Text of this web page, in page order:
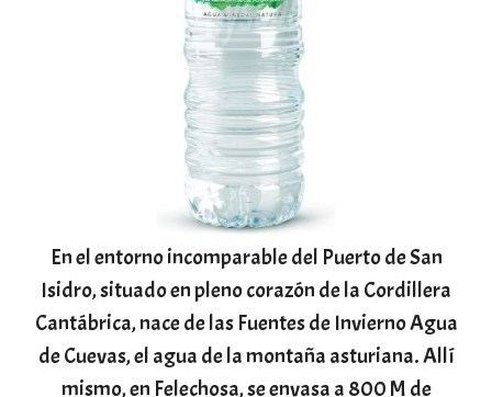
En el entorno incomparable del Puerto de San
Isidro, situado en pleno corazón de la Cordillera
Cantábrica, nace de las Fuentes de Invierno Agua
de Cuevas, el agua de la montaña asturiana. Allí
mismo, en Felechosa, se envasa a 800 M de